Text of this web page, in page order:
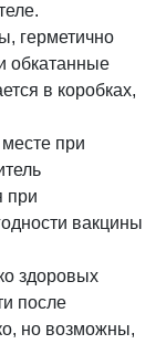
герметично
обкатанные
в коробках,
при
при
вакцины
здоровых
после
но возможны,